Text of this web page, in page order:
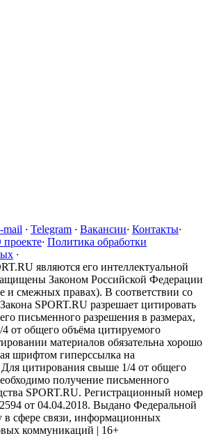
mail · Telegram · Вакансии· Контакты·
· Политика обработки
·
являются его интеллектуальной
Законом Российской Федерации
и смежных правах). В соответствии со
SPORT.RU разрешает цитировать
письменного разрешения в размерах,
от общего объёма цитируемого
материалов обязательна хорошо
шрифтом гиперссылка на
цитирования свыше 1/4 от общего
получение письменного
SPORT.RU. Регистрационный номер
от 04.04.2018. Выдано Федеральной
в сфере связи, информационных
коммуникаций | 16+